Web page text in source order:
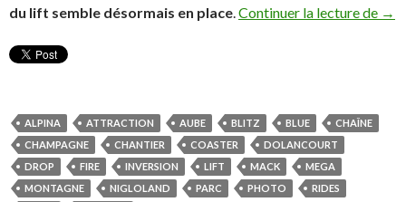
du lift semble désormais en place.Continuer la lecture de →
ALPINA ATTRACTION AUBE BLITZ BLUE
CHAÎNE
CHAMPAGNE
CHANTIER COASTER
DOLANCOURT
DROP
FIRE INVERSION LIFT MACK
MEGA
MONTAGNE
NIGLOLAND PARC PHOTO
RIDES